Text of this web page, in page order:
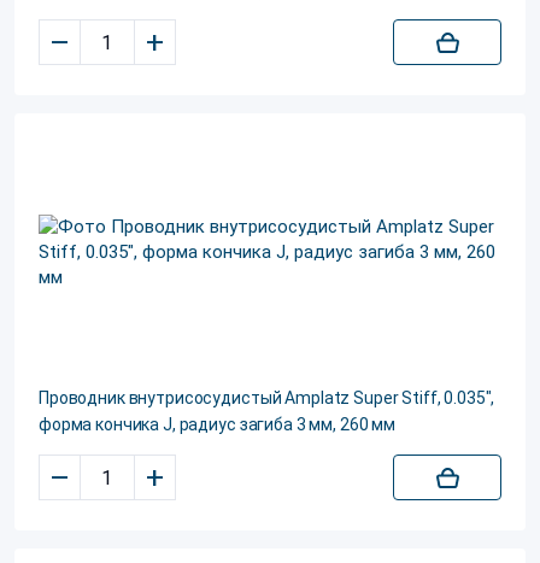
– +
Проводник внутрисосудистый Amplatz Super Stiff, 0.035",
форма кончика J, радиус загиба 3 мм, 260 мм
– +